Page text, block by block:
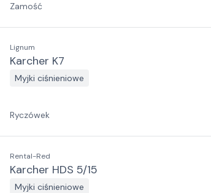
Zamość
Lignum
Karcher K7
Myjki ciśnieniowe
Ryczówek
Rental-Red
Karcher HDS 5/15
Myjki ciśnieniowe